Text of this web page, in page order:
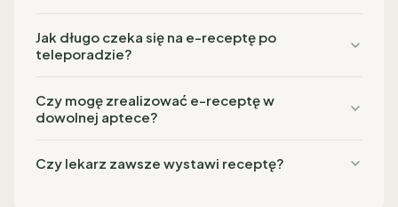
Jak długo czeka się na e-receptę po
teleporadzie?
Czy mogę zrealizować e-receptę w
dowolnej aptece?
Czy lekarz zawsze wystawi receptę?